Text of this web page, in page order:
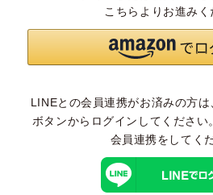
こちらよりお進みく
LINEとの会員連携がお済みの方は
ボタンからログインしてください
会員連携をしてく